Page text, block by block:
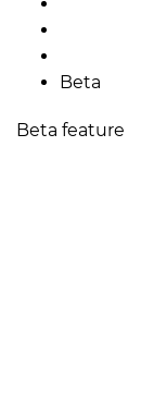
Beta
Beta feature